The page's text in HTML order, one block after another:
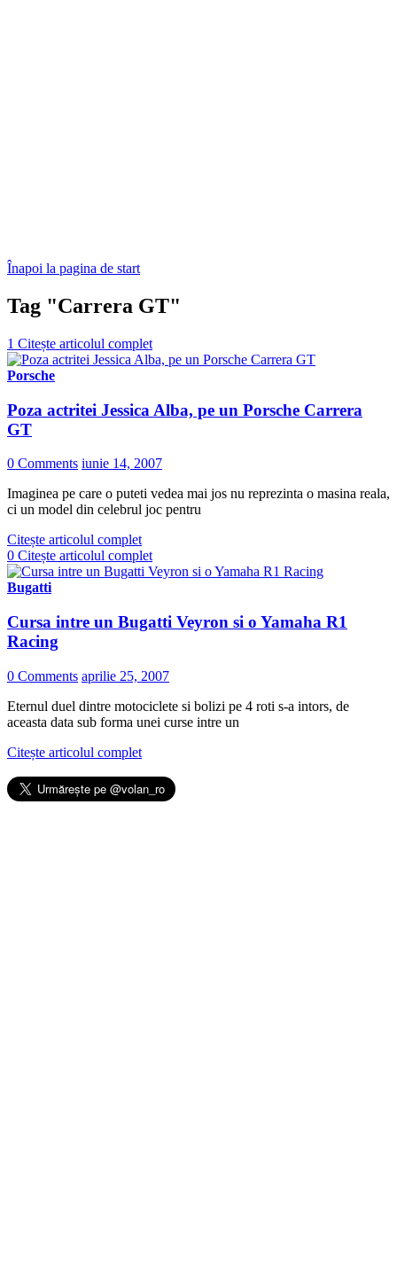
Înapoi la pagina de start
Tag "Carrera GT"
1 Citește articolul complet
Porsche
Poza actritei Jessica Alba, pe un Porsche Carrera
GT
0 Comments iunie 14, 2007
Imaginea pe care o puteti vedea mai jos nu reprezinta o masina reala,
ci un model din celebrul joc pentru
Citește articolul complet
0 Citește articolul complet
Bugatti
Cursa intre un Bugatti Veyron si o Yamaha R1
Racing
0 Comments aprilie 25, 2007
Eternul duel dintre motociclete si bolizi pe 4 roti s-a intors, de
aceasta data sub forma unei curse intre un
Citește articolul complet